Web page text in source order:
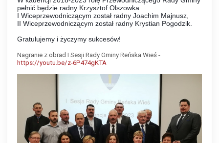
pełnić będzie radny Krzysztof Olszowka.
I Wiceprzewodniczącym został radny Joachim Majnusz,
II Wiceprzewodniczącym został radny Krystian Pogodzik.
Gratulujemy i życzymy sukcesów!
Nagranie z obrad I Sesji Rady Gminy Reńska Wieś -
https://youtu.be/z-6P474gKTA